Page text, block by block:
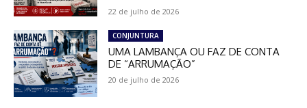
22 de julho de 2026
CONJUNTURA
UMA LAMBANÇA OU FAZ DE CONTA
DE “ARRUMAÇÃO”
20 de julho de 2026